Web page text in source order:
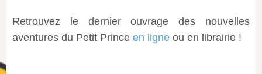
Retrouvez le dernier ouvrage des nouvelles
aventures du Petit Princeen ligne ou en librairie !